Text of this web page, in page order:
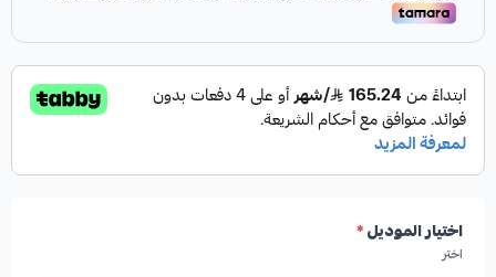
النوع:هوبات فرامل رياضية مخرمة ومخططة.
الأداء:عالية الأداء.
اختيار الموديل*
اختر